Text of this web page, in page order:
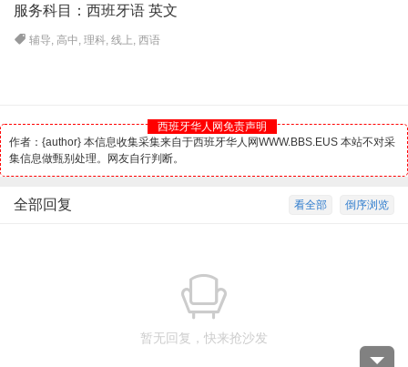
服务科目： 西班牙语 英文
辅导,高中,理科,线上,西语
西班牙华人网免责声明
作者：{author} 本信息收集采集来自于西班牙华人网WWW.BBS.EUS 本站不对采
集信息做甄别处理。网友自行判断。
倒序浏览
看全部
全部回复
暂无回复，快来抢沙发